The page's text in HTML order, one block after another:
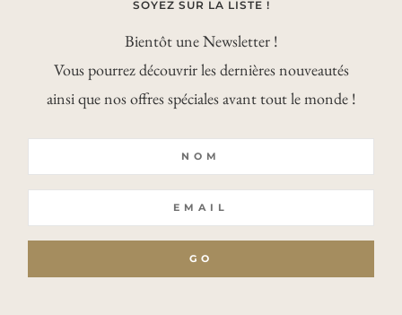
SOYEZ SUR LA LISTE !
Bientôt une Newsletter !
Vous pourrez découvrir les dernières nouveautés
ainsi que nos offres spéciales avant tout le monde !